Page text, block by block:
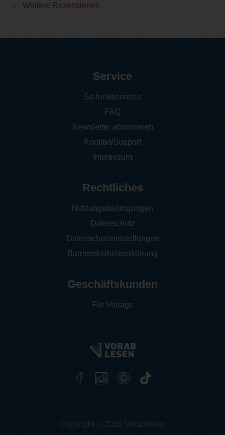
Weitere Rezensionen
Service
So funktioniert‘s
FAQ
Newsletter abonnieren
Kontakt/Support
Impressum
Rechtliches
Nutzungsbedingungen
Datenschutz
Datenschutzeinstellungen
Barrierefreiheitserklärung
Geschäftskunden
Für Verlage
Copyright © 2026 Vorablesen